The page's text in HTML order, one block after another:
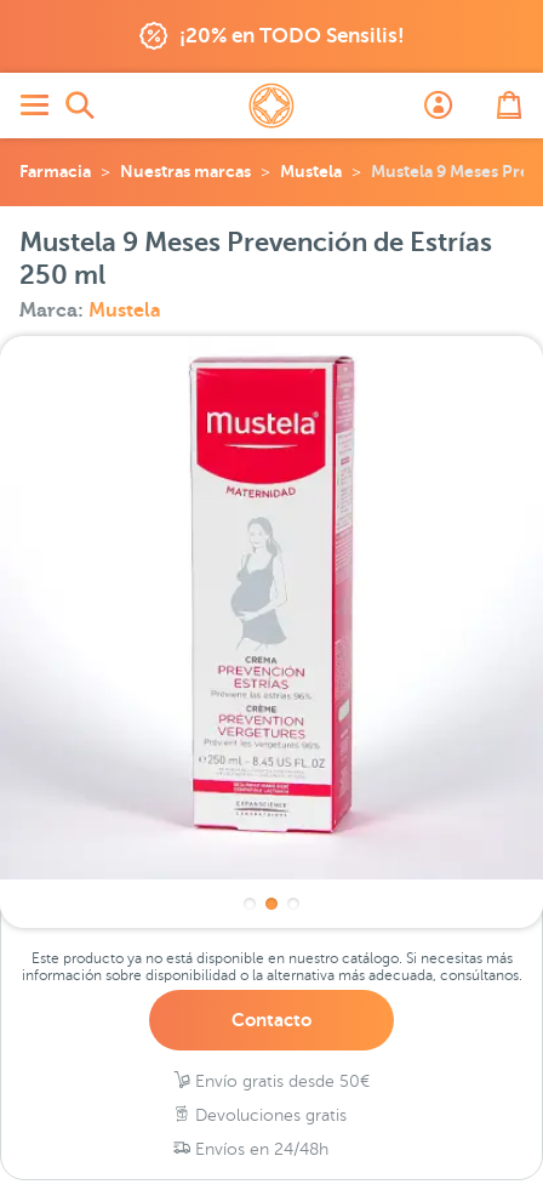
¡20% en TODO Sensilis!
Farmacia Nuestras marcas Mustela Mustela 9 Meses
Mustela 9 Meses Prevención de Estrías
250 ml
Marca: Mustela
Este producto ya no está disponible en nuestro catálogo. Si necesitas más
información sobre disponibilidad o la alternativa más adecuada, consúltanos.
Contacto
Envío gratis desde 50€
Devoluciones gratis
Envíos en 24/48h